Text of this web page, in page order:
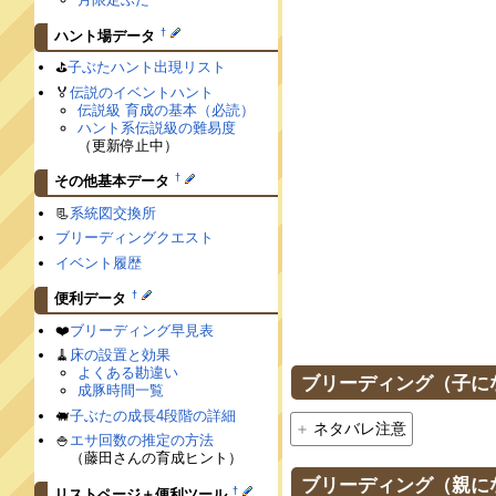
ブリーディング（子に
ネタバレ注意
ブリーディング（親に
ハント場データ †
⛳️子ぶたハント出現リスト
🏅伝説のイベントハント
伝説級 育成の基本（必読）
ハント系伝説級の難易度
（更新停止中）
その他基本データ †
📃系統図交換所
ブリーディングクエスト
イベント履歴
便利データ †
❤️ブリーディング早見表
🧹 床の設置と効果
よくある勘違い
成豚時間一覧
🐖子ぶたの成長4段階の詳細
🍚 エサ回数の推定の方法
（藤田さんの育成ヒント）
†